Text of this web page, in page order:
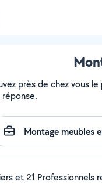
près de chez vous
et 21 Professionnels